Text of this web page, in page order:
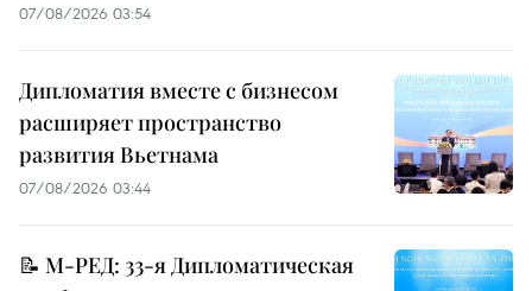
07/08/2026 03:54
Дипломатия вместе с бизнесом
расширяет пространство
развития Вьетнама
07/08/2026 03:44
📝 М-РЕД: 33-я Дипломатическая